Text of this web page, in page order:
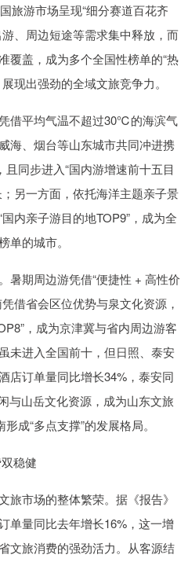
旅游市场呈现“细分赛道百花齐
、周边短途等需求集中释放，而
覆盖，成为多个全国性榜单的“热
现出强劲的全域文旅竞争力。
借平均气温不超过30℃的海滨气
海、烟台等山东城市共同冲进携
同步进入“国内游增速前十五目
另一方面，依托海洋主题亲子景
内亲子游目的地TOP9”，成为全
单的城市。
暑期周边游凭借“便捷性 + 高性价
借省会区位优势与泉文化资源，
，成为京津冀与省内周边游客
未进入全国前十，但日照、泰安
订单量同比增长34%，泰安同
与山岳文化资源，成为山东文旅
成“多点支撑”的发展格局。
稳健
旅市场的整体繁荣。据《报告》
单量同比去年增长16%，这一增
文旅消费的强劲活力。从客源结